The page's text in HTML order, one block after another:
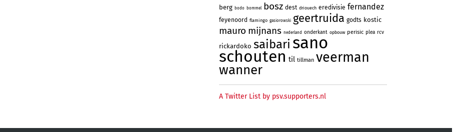
berg bodo bommel bosz dest driouech eredivisie fernandez
feyenoord flamingo gasiorowski geertruida godts kostic
mauro mijnans nederland onderkant opbouw perisic plea rcv
rickardoko saibari sano
schouten til tillman veerman
wanner
A Twitter List by psv.supporters.nl